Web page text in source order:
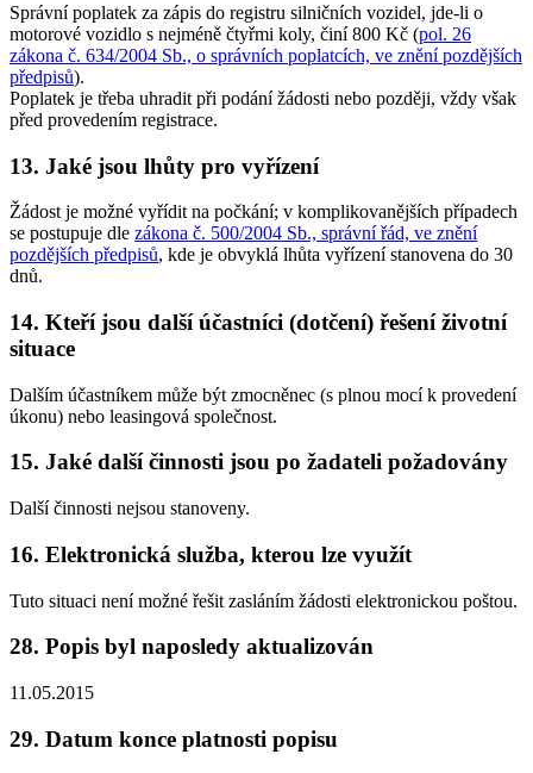
Správní poplatek za zápis do registru silničních vozidel, jde-li o
motorové vozidlo s nejméně čtyřmi koly, činí800 Kč (pol. 26
zákona č. 634/2004 Sb., o správních poplatcích, ve znění pozdějších
předpisů).
Poplatek je třeba uhradit při podání žádosti nebo později, vždy však
před provedením registrace.
13. Jaké jsou lhůty pro vyřízení
Žádost je možné vyřídit na počkání; v komplikovanějších případech
se postupuje dle zákona č. 500/2004 Sb., správní řád, ve znění
pozdějších předpisů, kde je obvyklá lhůta vyřízení stanovena do 30
dnů.
14. Kteří jsou další účastníci (dotčení) řešení životní
situace
Dalším účastníkem může být zmocněnec (s plnou mocí k provedení
úkonu) nebo leasingová společnost.
15. Jaké další činnosti jsou po žadateli požadovány
Další činnosti nejsou stanoveny.
16. Elektronická služba, kterou lze využít
Tuto situaci není možné řešit zasláním žádosti elektronickou poštou.
28. Popis byl naposledy aktualizován
11.05.2015
29. Datum konce platnosti popisu